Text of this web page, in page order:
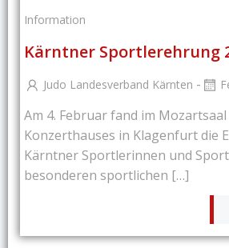
Information
Kärntner Sportlerehrung
Judo Landesverband Kärnten -
Am 4. Februar fand im Mozartsaal
Konzerthauses in Klagenfurt die
Kärntner Sportlerinnen und
besonderen sportlichen […]